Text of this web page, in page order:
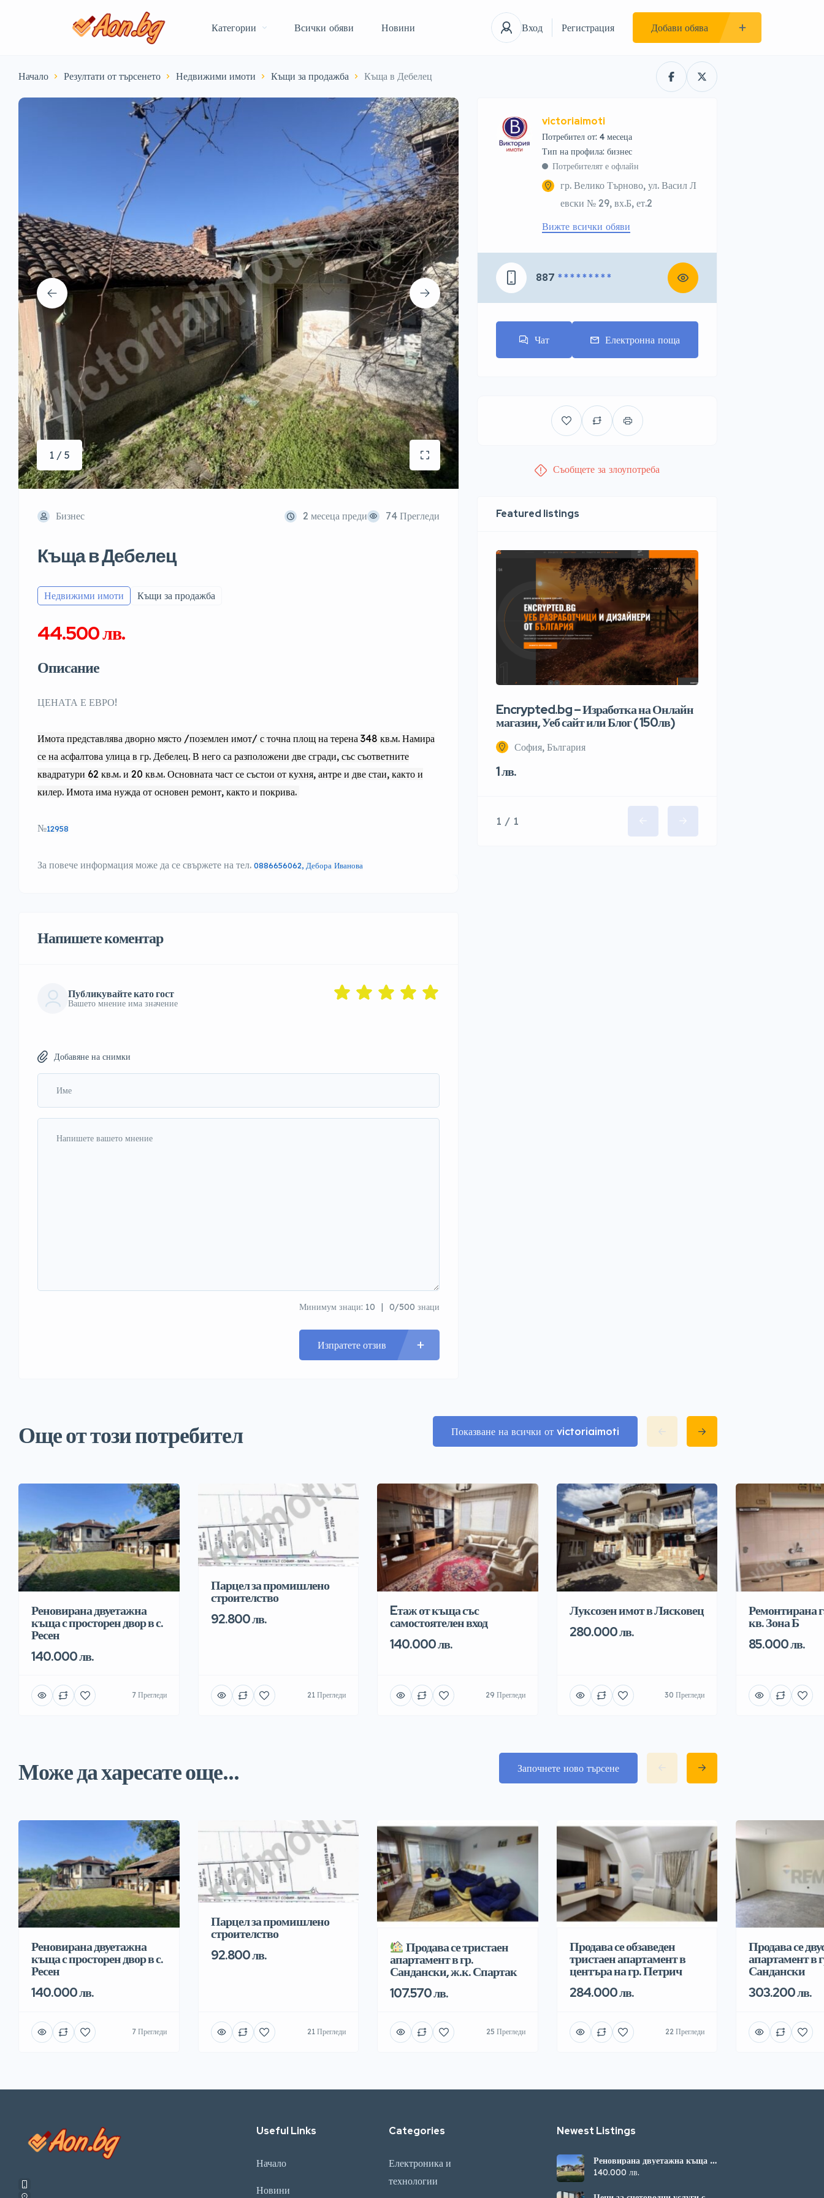
Категории Всички обяви Новини Вход Регистрация Добави обява
Начало Резултати от търсенето Недвижими имоти Къщи за продажба Къща в Дебелец
1 / 5
Бизнес 2 месеца преди 74 Прегледи
Къща в Дебелец
Недвижими имоти Къщи за продажба
44.500 лв.
Описание
ЦЕНАТА Е ЕВРО!
Имота представлява дворно място /поземлен имот/ с точна площ на терена 348 кв.м. Намира
се на асфалтова улица в гр. Дебелец. В него са разположени две сгради, със съответните
квадратури 62 кв.м. и 20 кв.м. Основната част се състои от кухня, антре и две стаи, както и
килер. Имота има нужда от основен ремонт, както и покрива.
№12958
За повече информация може да се свържете на тел. 0886656062, Дебора Иванова
Напишете коментар
Публикувайте като гост
Вашето мнение има значение
Добавяне на снимки
Минимум знаци: 10 0/500 знаци
Изпратете отзив
victoriaimoti
Потребител от: 4 месеца
тип на профила: бизнес
Потребителят е офлайн
гр. Велико Търново, ул. Васил Л
евски № 29, вх.Б, ет.2
Вижте всички обяви
887 * * * * * * * * *
Чат Електронна поща
Съобщете за злоупотреба
Featured listings
Encrypted.bg – Изработка на Онлайн
магазин, Уеб сайт или Блог ( 150лв)
София, България
1 лв.
1 / 1
Още от този потребител Показване на всички от victoriaimoti
Реновирана двуетажна
къща с просторен двор в с.
Ресен
140.000 лв.
7 Прегледи
Парцел за промишлено
строителство
92.800 лв.
21 Прегледи
Eтаж от къща със
самостоятелен вход
140.000 лв.
29 Прегледи
Луксозен имот в Лясковец
280.000 лв.
30 Прегледи
Ремонтирана
кв. Зона Б
85.000 лв.
Може да харесате още... Започнете ново търсене
Реновирана двуетажна
къща с просторен двор в с.
Ресен
140.000 лв.
7 Прегледи
Парцел за промишлено
строителство
92.800 лв.
21 Прегледи
Продава се тристаен
апартамент в гр.
Сандански, ж.к. Спартак
107.570 лв.
25 Прегледи
Продава се обзаведен
тристаен апартамент в
центъра на гр. Петрич
284.000 лв.
22 Прегледи
Продава се
апартамент в
Сандански
303.200 лв.
Useful Links
Начало
Новини
Categories
Електроника и
технологии
Newest Listings​
Реновирана двуетажна къща с
просторен двор в с. Ресен
140.000 лв.